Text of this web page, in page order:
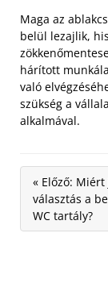
Maga az
belül lezajlik,
hárított
való
szükség a
alkalmával.
« Előző: Miért
választás a
WC tartály?